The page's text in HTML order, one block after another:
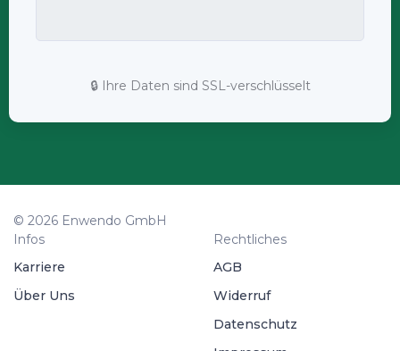
🔒 Ihre Daten sind SSL-verschlüsselt
© 2026 Enwendo GmbH
Infos
Karriere
Über Uns
Rechtliches
AGB
Widerruf
Datenschutz